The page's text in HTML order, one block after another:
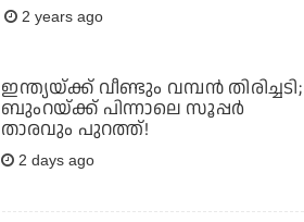
2 years ago
ഇന്ത്യയ്ക്ക് വീണ്ടും വമ്പന്‍ തിരിച്ചടി;
ബുംറയ്ക്ക് പിന്നാലെ സൂപ്പര്‍
താരവും പുറത്ത്!
2 days ago